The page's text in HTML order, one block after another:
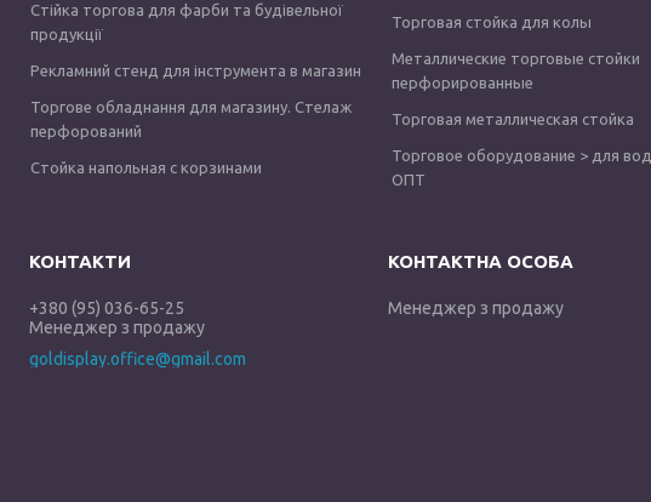
Стійка торгова для фарби та будівельної
продукції
Рекламний стенд для інструмента в магазин
Торгове обладнання для магазину. Стелаж
перфорований
Стойка напольная с корзинами
Торговая стойка для колы
Металлические торговые стойки
перфорированные
Торговая металлическая стойка
Торговое оборудование > для
ОПТ
+380 (95) 036-65-25
Менеджер з продажу
goldisplay.office@gmail.com
Менеджер з продажу